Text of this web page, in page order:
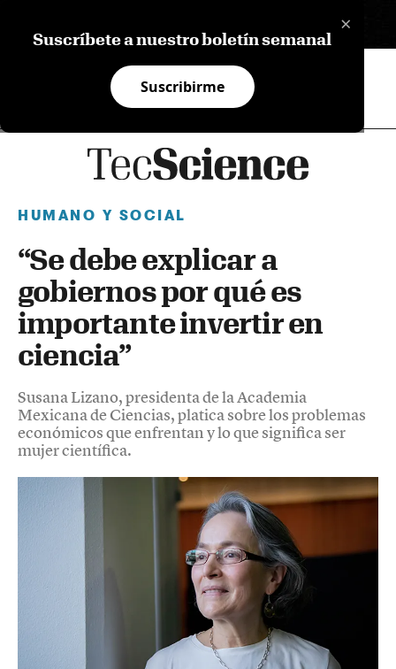
×
Suscríbete a nuestro boletín semanal
Suscribirme
HUMANO Y SOCIAL
“Se debe explicar a
gobiernos por qué es
importante invertir en
ciencia”
Susana Lizano, presidenta de la Academia
Mexicana de Ciencias, platica sobre los problemas
económicos que enfrentan y lo que significa ser
mujer científica.